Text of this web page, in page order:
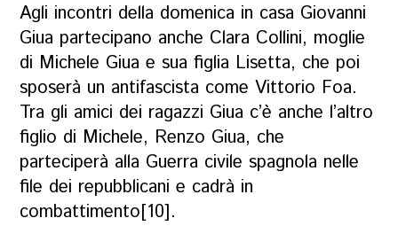
Agli incontri della domenica in casa Giovanni
Giua partecipano anche Clara Collini, moglie
di Michele Giua e sua figlia Lisetta, che poi
sposerà un antifascista come Vittorio Foa.
Tra gli amici dei ragazzi Giua c’è anche l’altro
figlio di Michele, Renzo Giua, che
parteciperà alla Guerra civile spagnola nelle
file dei repubblicani e cadrà in
combattimento[10].